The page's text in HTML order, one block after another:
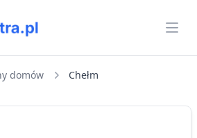
domów Chełm